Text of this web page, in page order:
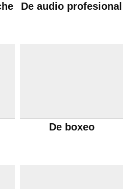
De audio profesional
De boxeo